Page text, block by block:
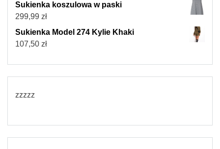
Sukienka koszulowa w paski
299,99 zł
Sukienka Model 274 Kylie Khaki
107,50 zł
zzzzz